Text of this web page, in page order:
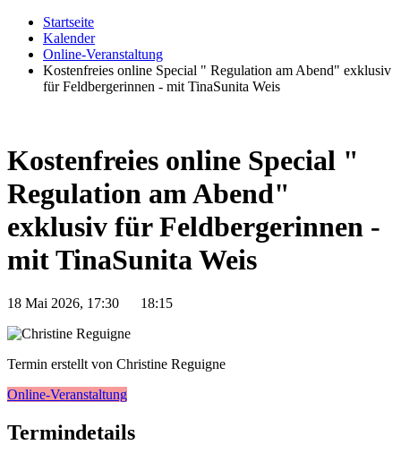
Startseite
Kalender
Online-Veranstaltung
Kostenfreies online Special " Regulation am Abend" exklusiv
für Feldbergerinnen - mit TinaSunita Weis
Kostenfreies online Special "
Regulation am Abend"
exklusiv für Feldbergerinnen -
mit TinaSunita Weis
18 Mai 2026, 17:30 18:15
Termin erstellt von Christine Reguigne
Online-Veranstaltung
Termindetails